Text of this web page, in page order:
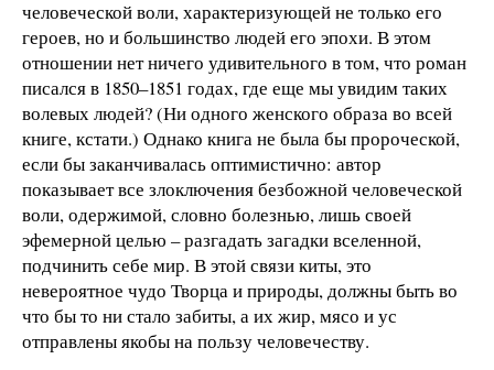
человеческой воли, характеризующей не только его
героев, но и большинство людей его эпохи. В этом
отношении нет ничего удивительного в том, что роман
писался в 1850–1851 годах, где еще мы увидим таких
волевых людей? (Ни одного женского образа во всей
книге, кстати.) Однако книга не была бы пророческой,
если бы заканчивалась оптимистично: автор
показывает все злоключения безбожной человеческой
воли, одержимой, словно болезнью, лишь своей
эфемерной целью – разгадать загадки вселенной,
подчинить себе мир. В этой связи киты, это
невероятное чудо Творца и природы, должны быть во
что бы то ни стало забиты, а их жир, мясо и ус
отправлены якобы на пользу человечеству.